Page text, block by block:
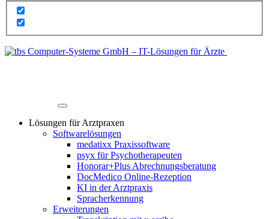
Lösungen für Arztpraxen
Softwarelösungen
medatixx Praxissoftware
psyx für Psychotherapeuten
Honorar+Plus Abrechnungsberatung
DocMedico Online-Rezeption
KI in der Arztpraxis
Spracherkennung
Erweiterungen